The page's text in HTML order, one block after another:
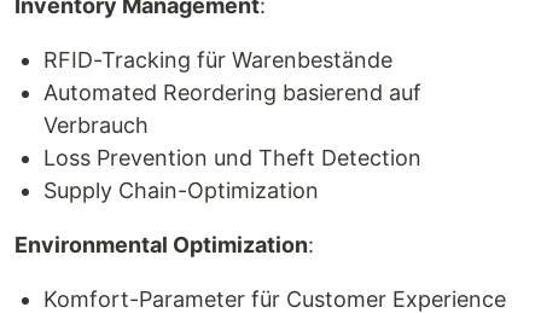
RFID-Tracking für Warenbestände
Automated Reordering basierend auf
Verbrauch
Loss Prevention und Theft Detection
Supply Chain-Optimization
Environmental Optimization:
Komfort-Parameter für Customer Experience